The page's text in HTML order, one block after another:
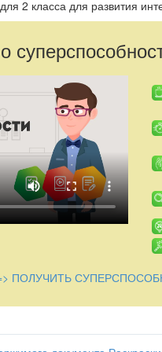
2 класса для развития
ПОЛУЧИТЬ